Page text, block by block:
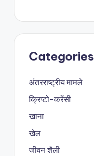
Categories
अंतरराष्ट्रीय मामले
क्रिप्टो-करेंसी
खाना
खेल
जीवन शैली